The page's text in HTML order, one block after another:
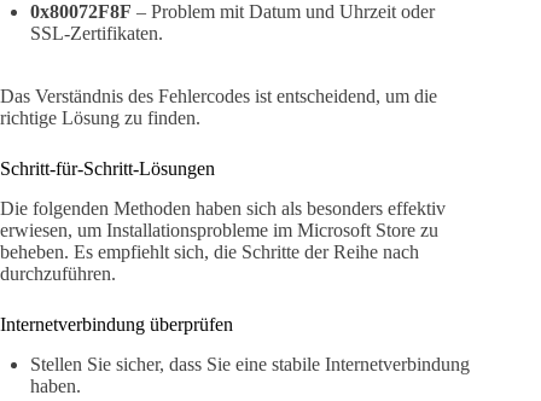
0x80072F8F – Problem mit Datum und Uhrzeit oder
SSL-Zertifikaten.
Das Verständnis des Fehlercodes ist entscheidend, um die
richtige Lösung zu finden.
Schritt-für-Schritt-Lösungen
Die folgenden Methoden haben sich als besonders effektiv
erwiesen, um Installationsprobleme im Microsoft Store zu
beheben. Es empfiehlt sich, die Schritte der Reihe nach
durchzuführen.
Internetverbindung überprüfen
Stellen Sie sicher, dass Sie eine stabile Internetverbindung
haben.